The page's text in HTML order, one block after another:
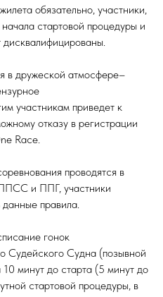
обязательно, участники,
стартовой процедуры и
в дружеской атмосфере–
участникам приведет к
отказу в регистрации
Race.
проводятся в
и ППГ, участники
правила.
гонок
Судейского Судна (позывной
минут до старта (5 минут до
стартовой процедуры, в